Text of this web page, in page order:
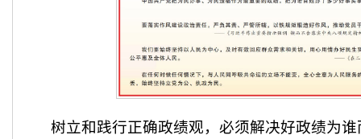
树立和践行正确政绩观，必须解决好政绩为